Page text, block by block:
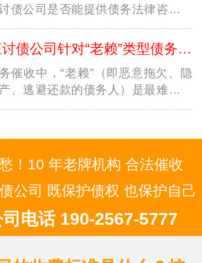
债公司是否能提供债务法律咨询？
要额外花钱？尤其在西安，面对不
的西安讨债公司，明确其法律咨询
“范围” 与 “收费规则”，既能避免
阳江讨债公司针对“老赖”类型债务人，有特殊催收方案吗？
催收中，“老赖”（即恶意拖欠、隐
、逃避还款的债务人）是最难处理
，不少人好奇：讨债公司是否有针
“老赖” 的多样规避手段，西安讨
！10 年老牌机构 合法催收
公司 既保护债权 也保护自己
电话 190-2567-5777